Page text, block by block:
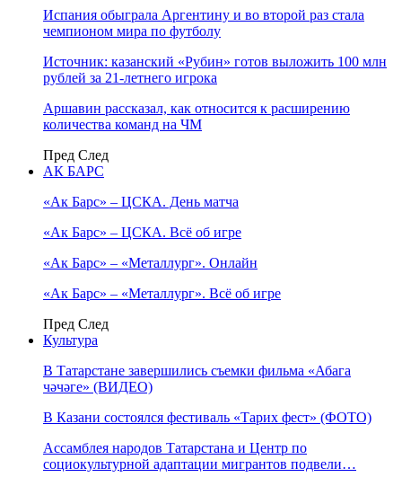
Испания обыграла Аргентину и во второй раз стала
чемпионом мира по футболу
Источник: казанский «Рубин» готов выложить 100 млн
рублей за 21-летнего игрока
Аршавин рассказал, как относится к расширению
количества команд на ЧМ
Пред След
АК БАРС
«Ак Барс» – ЦСКА. День матча
«Ак Барс» – ЦСКА. Всё об игре
«Ак Барс» – «Металлург». Онлайн
«Ак Барс» – «Металлург». Всё об игре
Пред След
Культура
В Татарстане завершились съемки фильма «Абага
чәчәге» (ВИДЕО)
В Казани состоялся фестиваль «Тарих фест» (ФОТО)
Ассамблея народов Татарстана и Центр по
социокультурной адаптации мигрантов подвели…